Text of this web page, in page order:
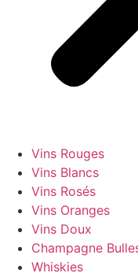
Vins Rouges
Vins Blancs
Vins Rosés
Vins Oranges
Vins Doux
Champagne
Whiskies